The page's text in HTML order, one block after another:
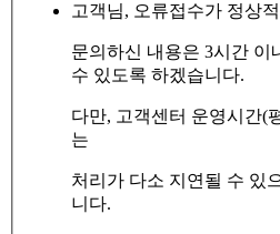
고객님, 오류접수가 정상
문의하신 내용은 3시간 이
수 있도록 하겠습니다.
다만, 고객센터 운영시간(
는
처리가 다소 지연될 수 있
니다.